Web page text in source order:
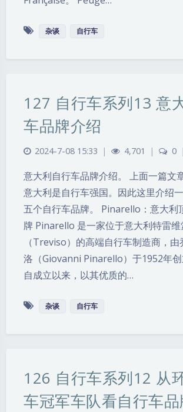
杂谈 自行车
127 自行车系列13 意
车品牌介绍
2024-7-08 15:33 | 4,701 | 0
意大利自行车品牌介绍。 上面一篇文
意大利是自行车强国。因此这里介绍
五个自行车品牌。 Pinarello：意大利
牌 Pinarello 是一家位于意大利特雷维
（Treviso）的高端自行车制造商，由
洛（Giovanni Pinarello）于1952年
自成立以来，以其优质的…
杂谈 自行车
126 自行车系列12 从
车冠军车队看自行车品